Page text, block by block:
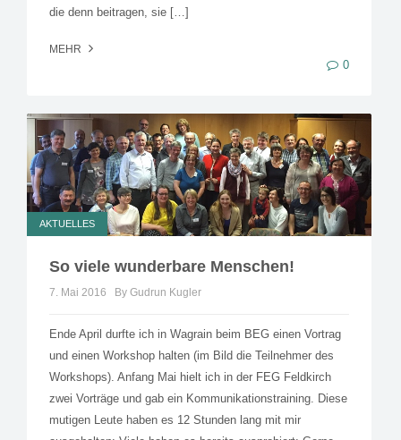
die denn beitragen, sie […]
MEHR
0
AKTUELLES
So viele wunderbare Menschen!
7. Mai 2016 By Gudrun Kugler
Ende April durfte ich in Wagrain beim BEG einen Vortrag
und einen Workshop halten (im Bild die Teilnehmer des
Workshops). Anfang Mai hielt ich in der FEG Feldkirch
zwei Vorträge und gab ein Kommunikationstraining. Diese
mutigen Leute haben es 12 Stunden lang mit mir